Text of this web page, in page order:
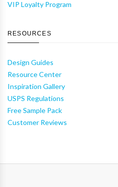
VIP Loyalty Program
RESOURCES
Design Guides
Resource Center
Inspiration Gallery
USPS Regulations
Free Sample Pack
Customer Reviews